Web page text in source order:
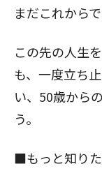
まだこれからで
この先の人生
も、一度立ち
い、50歳から
う。
■もっと知り